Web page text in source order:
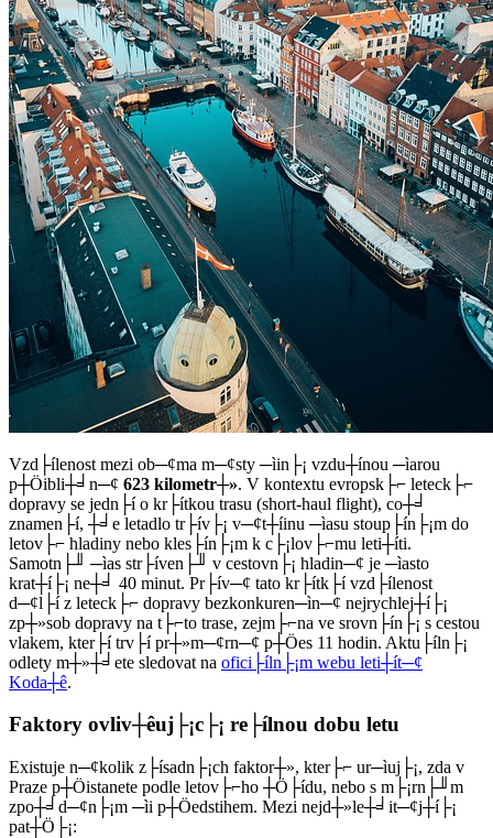
Vzd├ílenost mezi ob─¢ma m─¢sty ─ìin├¡ vzdu┼ínou ─ìarou
p┼Öibli┼╛n─¢ 623 kilometr┼». V kontextu evropsk├⌐ leteck├⌐
dopravy se jedn├í o kr├ítkou trasu (short-haul flight), co┼╛
znamen├í, ┼╛e letadlo tr├ív├¡ v─¢t┼íinu ─ìasu stoup├ín├¡m do
letov├⌐ hladiny nebo kles├ín├¡m k c├¡lov├⌐mu leti┼íti.
Samotn├╜ ─ìas str├íven├╜ v cestovn├¡ hladin─¢ je ─ìasto
krat┼í├¡ ne┼╛ 40 minut. Pr├ív─¢ tato kr├ítk├í vzd├ílenost
d─¢l├í z leteck├⌐ dopravy bezkonkuren─ìn─¢ nejrychlej┼í├¡
zp┼»sob dopravy na t├⌐to trase, zejm├⌐na ve srovn├ín├¡ s cestou
vlakem, kter├í trv├í pr┼»m─¢rn─¢ p┼Öes 11 hodin. Aktu├íln├¡
odlety m┼»┼╛ete sledovat na ofici├íln├¡m webu leti┼ít─¢
Koda┼ê.
Faktory ovliv┼êuj├¡c├¡ re├ílnou dobu letu
Existuje n─¢kolik z├ísadn├¡ch faktor┼», kter├⌐ ur─ìuj├¡, zda v
Praze p┼Öistanete podle letov├⌐ho ┼Ö├ídu, nebo s m├¡rn├╜m
zpo┼╛d─¢n├¡m ─ìi p┼Öedstihem. Mezi nejd┼»le┼╛it─¢j┼í├¡
pat┼Ö├¡: